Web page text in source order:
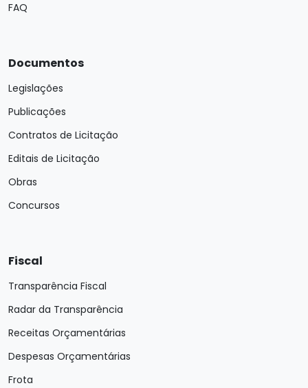
FAQ
Documentos
Legislações
Publicações
Contratos de Licitação
Editais de Licitação
Obras
Concursos
Fiscal
Transparência Fiscal
Radar da Transparência
Receitas Orçamentárias
Despesas Orçamentárias
Frota